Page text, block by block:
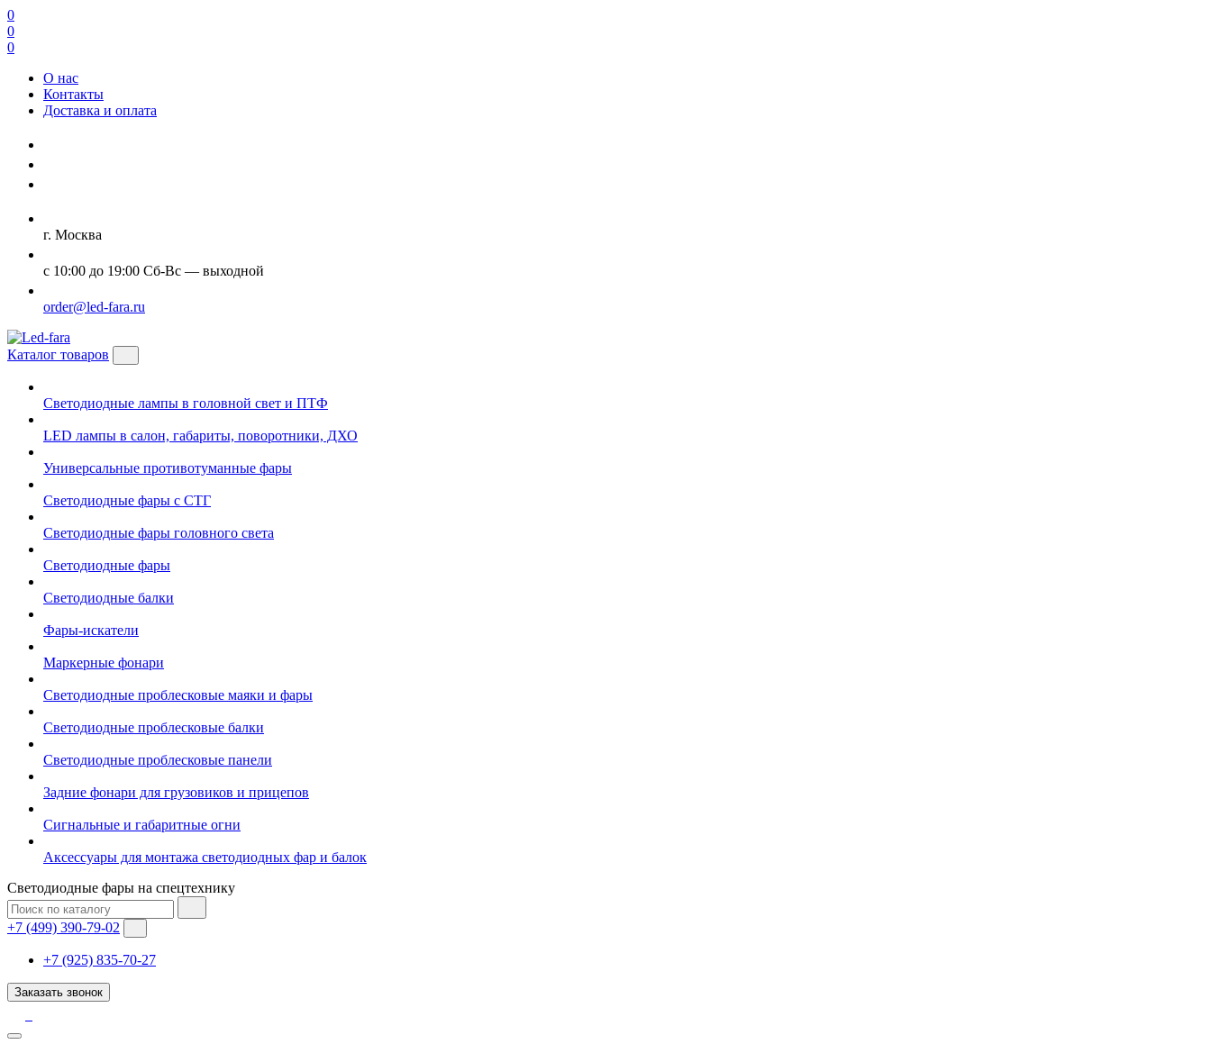
0
0
0
О нас
Контакты
Доставка и оплата
г. Москва
с 10:00 до 19:00 Сб-Вс — выходной
order@led-fara.ru
Каталог товаров
Светодиодные лампы в головной свет и ПТФ
LED лампы в салон, габариты, поворотники, ДХО
Универсальные противотуманные фары
Светодиодные фары с СТГ
Светодиодные фары головного света
Светодиодные фары
Светодиодные балки
Фары-искатели
Маркерные фонари
Светодиодные проблесковые маяки и фары
Светодиодные проблесковые балки
Светодиодные проблесковые панели
Задние фонари для грузовиков и прицепов
Сигнальные и габаритные огни
Аксессуары для монтажа светодиодных фар и балок
Светодиодные фары на спецтехнику
+7 (499) 390-79-02
+7 (925) 835-70-27
Заказать звонок